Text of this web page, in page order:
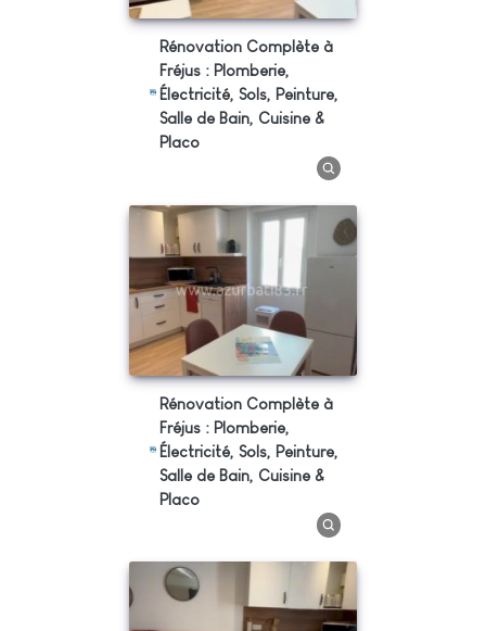
Rénovation Complète à
Fréjus : Plomberie,
Électricité, Sols, Peinture,
Salle de Bain, Cuisine &
Placo
Rénovation Complète à
Fréjus : Plomberie,
Électricité, Sols, Peinture,
Salle de Bain, Cuisine &
Placo